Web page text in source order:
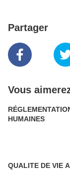
Partager
Vous
HUMAINES
QUALITE DE VIE